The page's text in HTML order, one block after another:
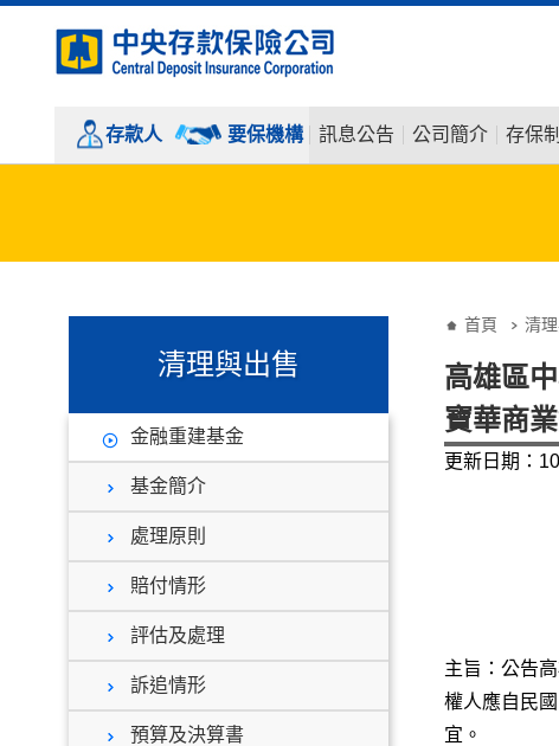
存款人 要保機構 訊息公告 公司簡介 存保
清理與出售
金融重建基金
基金簡介
處理原則
賠付情形
評估及處理
訴追情形
預算及決算書
首頁 清
高雄區
寶華商
更新日期：
主旨：公告
權人應自民
宜。